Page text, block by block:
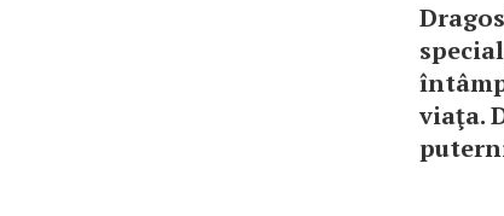
viaţa.